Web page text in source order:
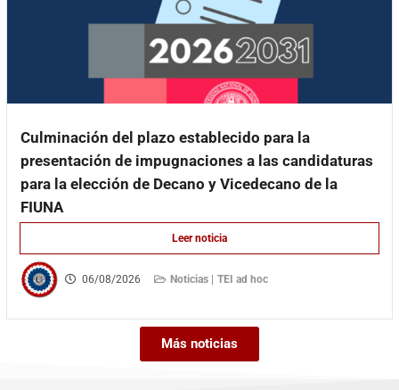
Culminación del plazo establecido para la
presentación de impugnaciones a las candidaturas
para la elección de Decano y Vicedecano de la
FIUNA
Leer noticia
06/08/2026 Noticias | TEI ad hoc
Más noticias